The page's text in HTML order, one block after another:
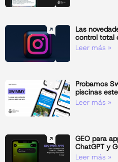
Las
control total
Leer más »
Probamos
piscinas
Leer más »
GEO para
ChatGPT y
Leer más »